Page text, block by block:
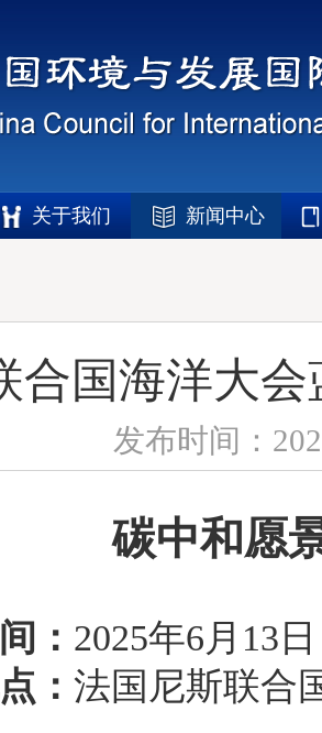
关于我们 新闻中心
合国海洋大
发布时间：
碳中和愿
： 2025年6月13
：法国尼斯联合